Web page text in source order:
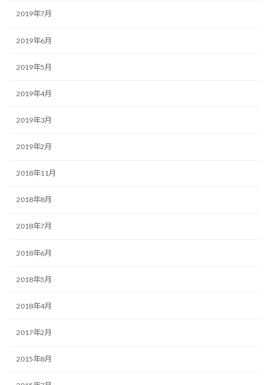
2019年7月
2019年6月
2019年5月
2019年4月
2019年3月
2019年2月
2018年11月
2018年8月
2018年7月
2018年6月
2018年5月
2018年4月
2017年2月
2015年8月